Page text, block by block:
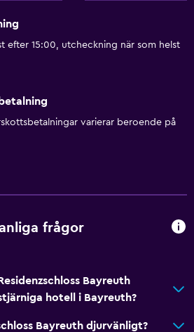
efter 15:00, utcheckning när som helst
varierar beroende på
frågor
Bayreuth
hotell i Bayreuth?
Bayreuth djurvänligt?